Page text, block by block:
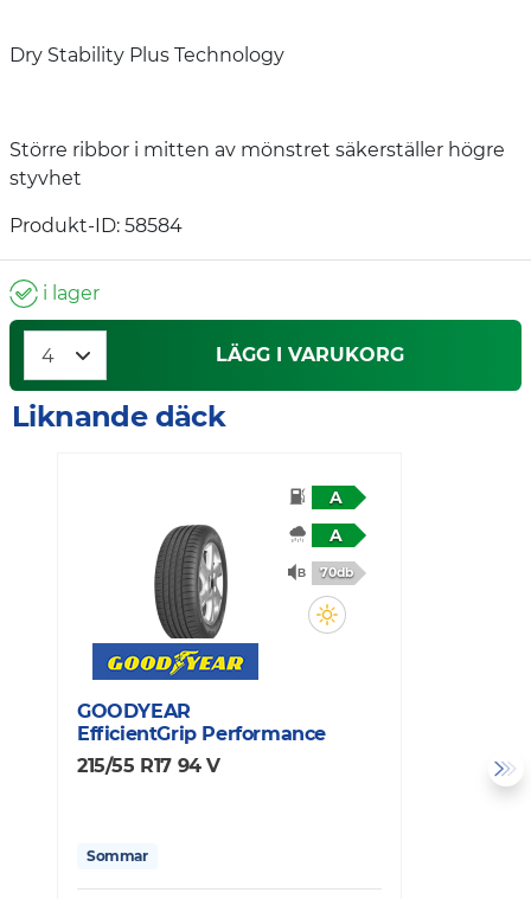
Dry Stability Plus Technology
Större ribbor i mitten av mönstret säkerställer högre
styvhet
Produkt-ID: 58584
i lager
LÄGG I VARUKORG
Liknande däck
A
A
70db
GOODYEAR
EfficientGrip Performance
215/55 R17 94 V
Sommar